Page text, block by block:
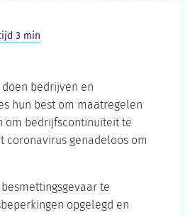
3 min
bedrijven en
hun best om maatregelen
om bedrijfscontinuïteit te
coronavirus genadeloos om
te
opgelegd en